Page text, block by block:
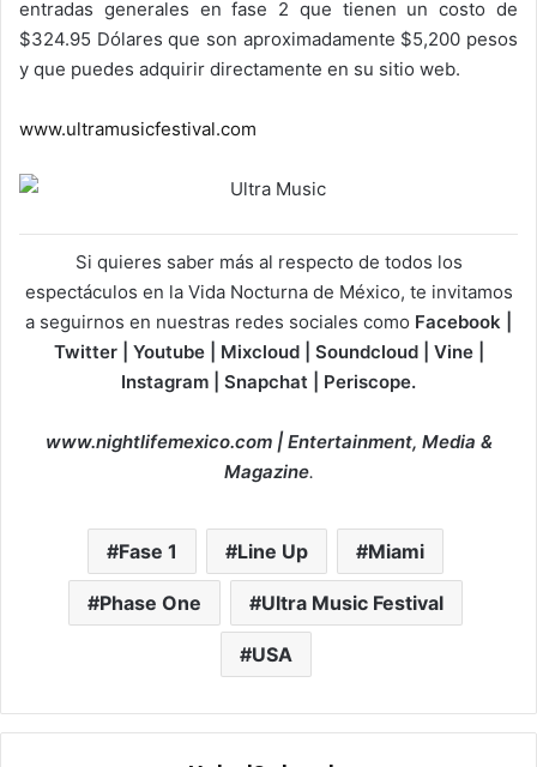
entradas generales en fase 2 que tienen un costo de
$324.95 Dólares que son aproximadamente $5,200 pesos
y que puedes adquirir directamente en su sitio web.
www.ultramusicfestival.com
Si quieres saber más al respecto de todos los
espectáculos en la Vida Nocturna de México, te invitamos
a seguirnos en nuestras redes sociales como Facebook |
Twitter | Youtube | Mixcloud | Soundcloud | Vine |
Instagram | Snapchat | Periscope.
www.nightlifemexico.com | Entertainment, Media &
Magazine.
Fase 1 Line Up Miami
Phase One Ultra Music Festival
USA